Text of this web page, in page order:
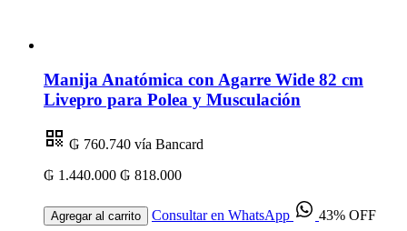
Manija Anatómica con Agarre Wide 82 cm
Livepro para Polea y Musculación
₲ 760.740 vía Bancard
₲ 1.440.000 ₲ 818.000
Agregar al carrito Consultar en WhatsApp 43% OFF